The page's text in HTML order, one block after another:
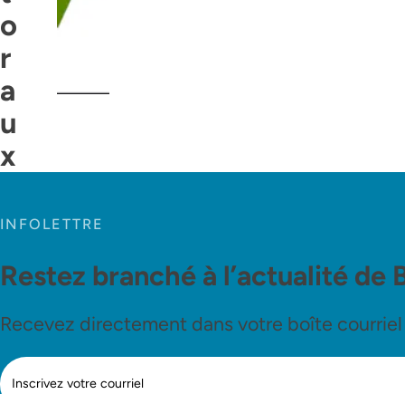
o
r
a
u
x
INFOLETTRE
Restez branché à l’actualité de
Recevez directement dans votre boîte